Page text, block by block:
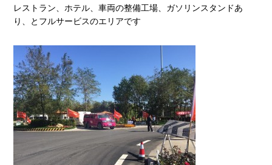
レストラン、ホテル、車両の整備工場、ガソリンスタンドあ
り、とフルサービスのエリアです